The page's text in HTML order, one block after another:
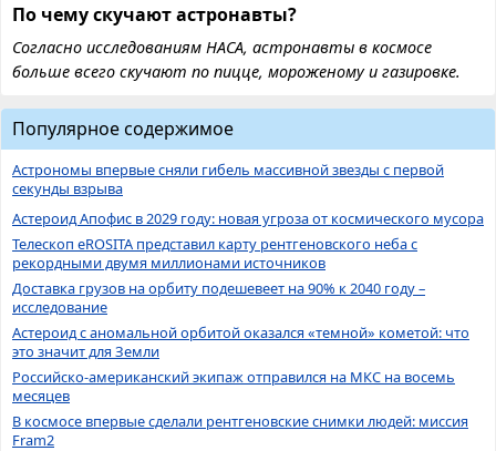
По чему скучают астронавты?
Согласно исследованиям НАСА, астронавты в космосе
больше всего скучают по пицце, мороженому и газировке.
Популярное содержимое
Астрономы впервые сняли гибель массивной звезды с первой
секунды взрыва
Астероид Апофис в 2029 году: новая угроза от космического мусора
Телескоп eROSITA представил карту рентгеновского неба с
рекордными двумя миллионами источников
Доставка грузов на орбиту подешевеет на 90% к 2040 году –
исследование
Астероид с аномальной орбитой оказался «темной» кометой: что
это значит для Земли
Российско-американский экипаж отправился на МКС на восемь
месяцев
В космосе впервые сделали рентгеновские снимки людей: миссия
Fram2